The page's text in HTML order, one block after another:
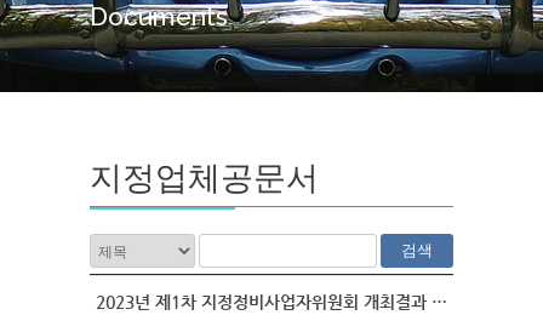
Documents
지정업체공문서
검색
2023년 제1차 지정정비사업자위원회 개최결과 안내